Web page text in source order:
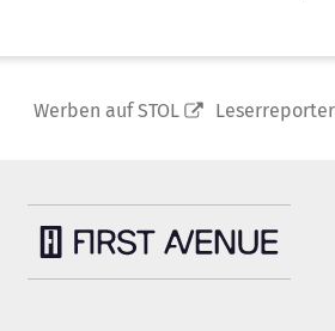
Werben auf STOL